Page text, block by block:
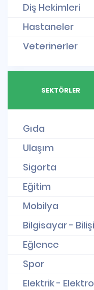
Diş Hekimleri
Hastaneler
Veterinerler
SEKTÖRLER
Gıda
Ulaşım
Sigorta
Eğitim
Mobilya
Bilgisayar -
Eğlence
Spor
Elektrik -